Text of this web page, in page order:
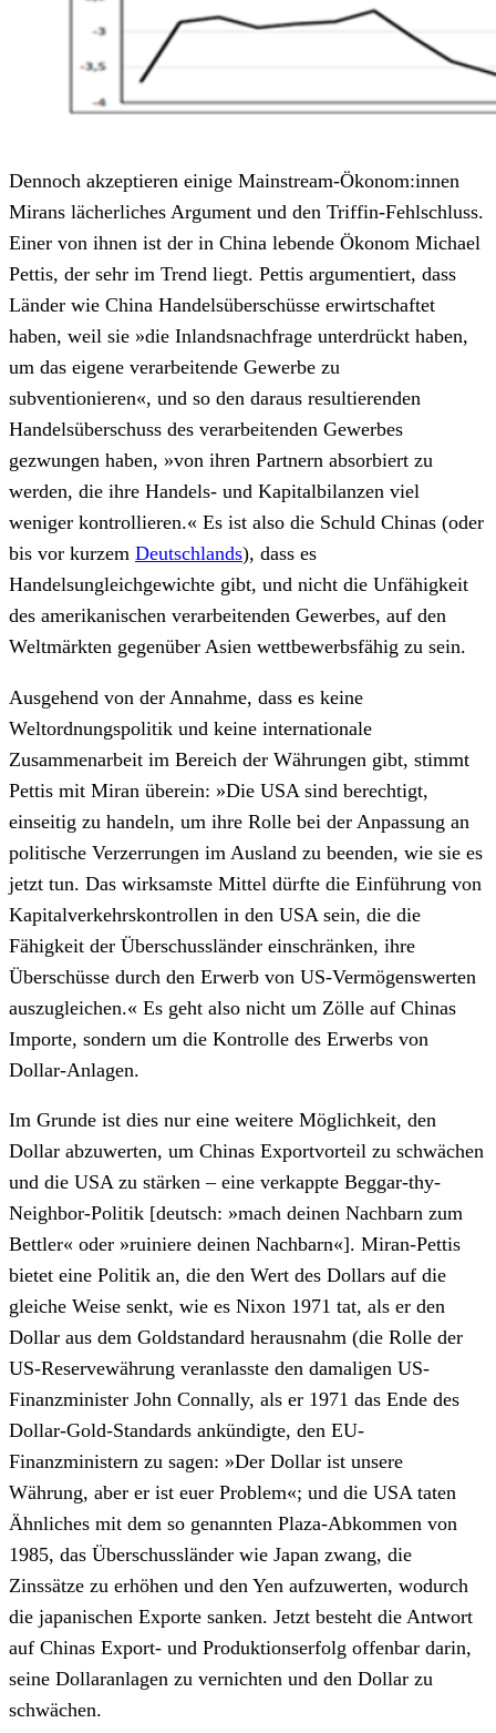
Dennoch akzeptieren einige Mainstream-Ökonom:innen
Mirans lächerliches Argument und den Triffin-Fehlschluss.
Einer von ihnen ist der in China lebende Ökonom Michael
Pettis, der sehr im Trend liegt. Pettis argumentiert, dass
Länder wie China Handelsüberschüsse erwirtschaftet
haben, weil sie »die Inlandsnachfrage unterdrückt haben,
um das eigene verarbeitende Gewerbe zu
subventionieren«, und so den daraus resultierenden
Handelsüberschuss des verarbeitenden Gewerbes
gezwungen haben, »von ihren Partnern absorbiert zu
werden, die ihre Handels- und Kapitalbilanzen viel
weniger kontrollieren.« Es ist also die Schuld Chinas (oder
bis vor kurzem Deutschlands), dass es
Handelsungleichgewichte gibt, und nicht die Unfähigkeit
des amerikanischen verarbeitenden Gewerbes, auf den
Weltmärkten gegenüber Asien wettbewerbsfähig zu sein.
Ausgehend von der Annahme, dass es keine
Weltordnungspolitik und keine internationale
Zusammenarbeit im Bereich der Währungen gibt, stimmt
Pettis mit Miran überein: »Die USA sind berechtigt,
einseitig zu handeln, um ihre Rolle bei der Anpassung an
politische Verzerrungen im Ausland zu beenden, wie sie es
jetzt tun. Das wirksamste Mittel dürfte die Einführung von
Kapitalverkehrskontrollen in den USA sein, die die
Fähigkeit der Überschussländer einschränken, ihre
Überschüsse durch den Erwerb von US-Vermögenswerten
auszugleichen.« Es geht also nicht um Zölle auf Chinas
Importe, sondern um die Kontrolle des Erwerbs von
Dollar-Anlagen.
Im Grunde ist dies nur eine weitere Möglichkeit, den
Dollar abzuwerten, um Chinas Exportvorteil zu schwächen
und die USA zu stärken – eine verkappte Beggar-thy-
Neighbor-Politik [deutsch: »mach deinen Nachbarn zum
Bettler« oder »ruiniere deinen Nachbarn«]. Miran-Pettis
bietet eine Politik an, die den Wert des Dollars auf die
gleiche Weise senkt, wie es Nixon 1971 tat, als er den
Dollar aus dem Goldstandard herausnahm (die Rolle der
US-Reservewährung veranlasste den damaligen US-
Finanzminister John Connally, als er 1971 das Ende des
Dollar-Gold-Standards ankündigte, den EU-
Finanzministern zu sagen: »Der Dollar ist unsere
Währung, aber er ist euer Problem«; und die USA taten
Ähnliches mit dem so genannten Plaza-Abkommen von
1985, das Überschussländer wie Japan zwang, die
Zinssätze zu erhöhen und den Yen aufzuwerten, wodurch
die japanischen Exporte sanken. Jetzt besteht die Antwort
auf Chinas Export- und Produktionserfolg offenbar darin,
seine Dollaranlagen zu vernichten und den Dollar zu
schwächen.